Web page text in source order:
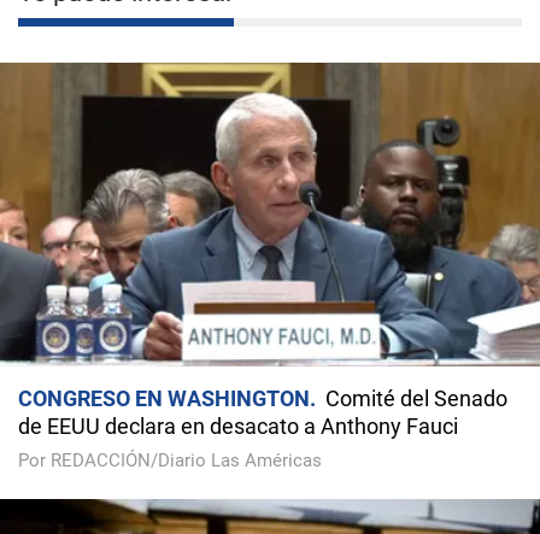
CONGRESO EN WASHINGTON
Comité del Senado
de EEUU declara en desacato a Anthony Fauci
Por REDACCIÓN/Diario Las Américas